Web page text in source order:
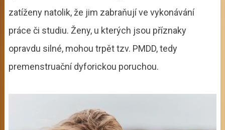
zatíženy natolik, že jim zabraňují ve vykonávání
práce či studiu. Ženy, u kterých jsou příznaky
opravdu silné, mohou trpět tzv. PMDD, tedy
premenstruační dyforickou poruchou.